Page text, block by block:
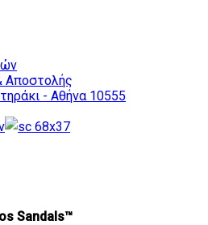
Αποστολής
- Αθήνα 10555
Sandals™